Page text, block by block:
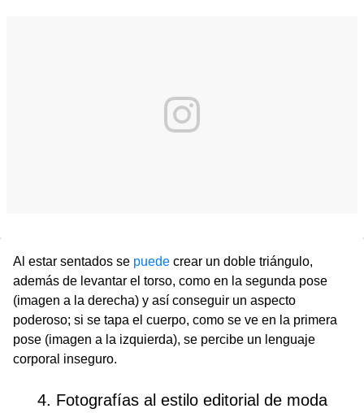
Al estar sentados se puede crear un doble triángulo,
además de levantar el torso, como en la segunda pose
(imagen a la derecha) y así conseguir un aspecto
poderoso; si se tapa el cuerpo, como se ve en la primera
pose (imagen a la izquierda), se percibe un lenguaje
corporal inseguro.
4. Fotografías al estilo editorial de moda